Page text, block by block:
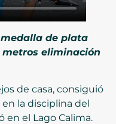
de plata
metros eliminación
de casa, consiguió
la disciplina del
en el Lago Calima.